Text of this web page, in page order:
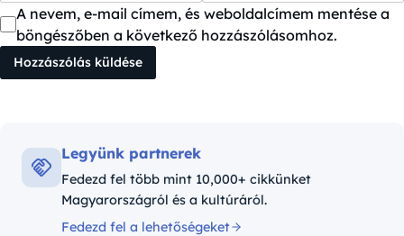
A nevem, e-mail címem, és weboldalcímem mentése a
böngészőben a következő hozzászólásomhoz.
Legyünk partnerek
Fedezd fel több mint 10,000+ cikkünket
Magyarországról és a kultúráról.
Fedezd fel a lehetőségeket